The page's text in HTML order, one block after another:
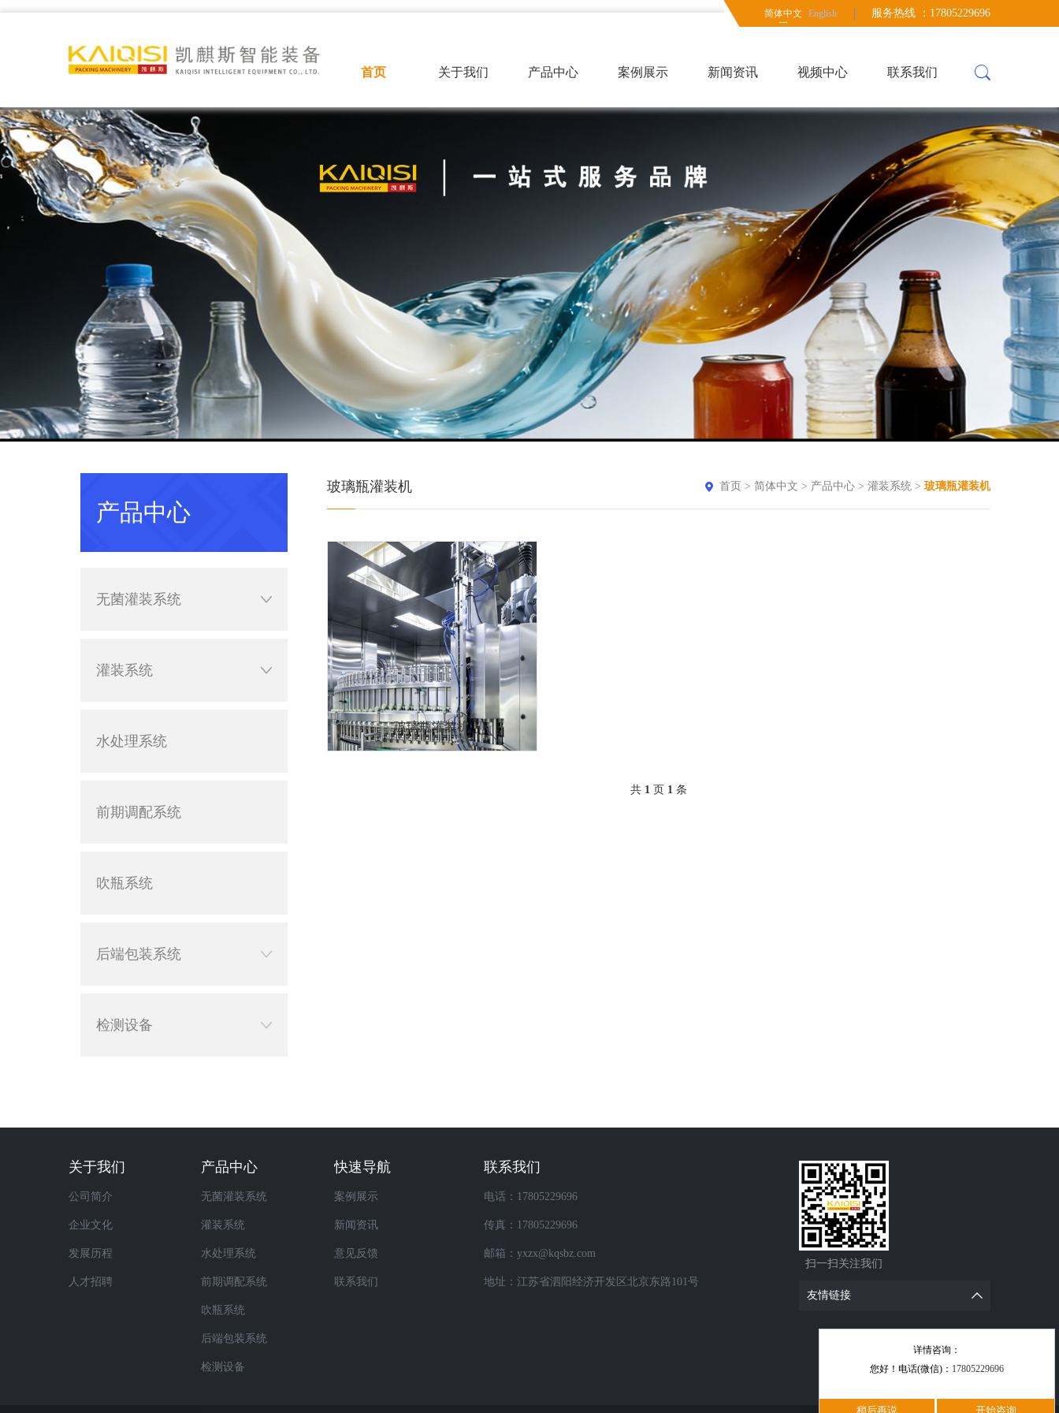
简体中文 English 服务热线 ：17805229696
首页 关于我们 产品中心 案例展示 新闻资讯 视频中心 联系我们
产品中心
无菌灌装系统
灌装系统
水处理系统
前期调配系统
吹瓶系统
后端包装系统
检测设备
玻璃瓶灌装机 首页 > 简体中文 > 产品中心 > 灌装系统 > 玻璃瓶灌装机
玻璃瓶灌装机
共 1页 1条
关于我们
公司简介
企业文化
发展历程
人才招聘
产品中心
无菌灌装系统
灌装系统
水处理系统
前期调配系统
吹瓶系统
后端包装系统
检测设备
快速导航
案例展示
新闻资讯
意见反馈
联系我们
联系我们
电话：17805229696
传真：17805229696
邮箱：yxzx@kqsbz.com
地址：江苏省泗阳经济开发区北京东路101号
扫一扫关注我们
友情链接
详情咨询：
您好！电话(微信)： 17805229696
稍后再说 开始咨询